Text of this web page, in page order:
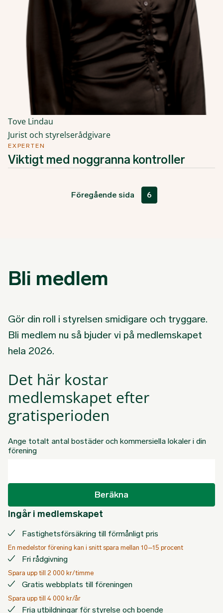
Tove Lindau
Jurist och styrelserådgivare
EXPERTEN
Viktigt med noggranna kontroller
Föregående sida 6
Bli medlem
Gör din roll i styrelsen smidigare och tryggare.
Bli medlem nu så bjuder vi på medlemskapet
hela 2026.
Det här kostar
medlemskapet efter
gratisperioden
Ange totalt antal bostäder och kommersiella lokaler i din
förening
Beräkna
Ingår i medlemskapet
Fastighetsförsäkring till förmånligt pris
En medelstor förening kan i snitt spara mellan 10–15 procent
Fri rådgivning
Spara upp till 2 000 kr/timme
Gratis webbplats till föreningen
Spara upp till 4 000 kr/år
Fria utbildningar för styrelse och boende